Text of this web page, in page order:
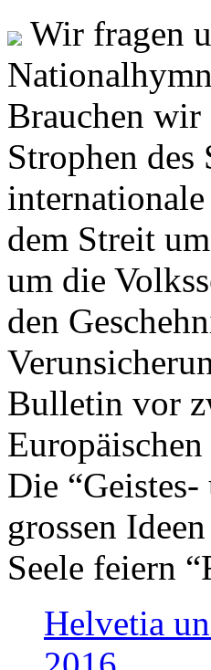
Wir fragen
Brauchen
Strophen
dem Streit
um die
den
Bulletin vor
Die
grossen
Seele feiern
Helvetia